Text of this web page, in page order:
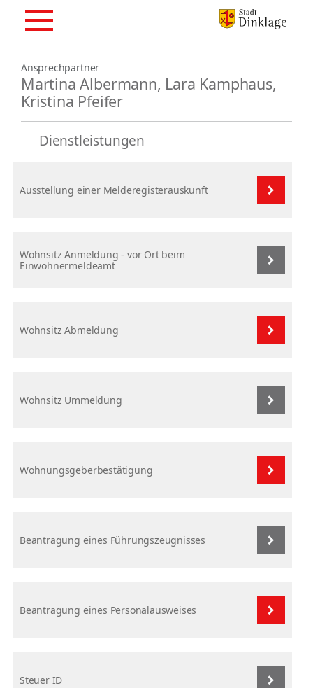
Ansprechpartner
Martina Albermann, Lara Kamphaus,
Kristina Pfeifer
Dienstleistungen
Ausstellung einer Melderegisterauskunft
Wohnsitz Anmeldung - vor Ort beim
Einwohnermeldeamt
Wohnsitz Abmeldung
Wohnsitz Ummeldung
Wohnungsgeberbestätigung
Beantragung eines Führungszeugnisses
Beantragung eines Personalausweises
Steuer ID